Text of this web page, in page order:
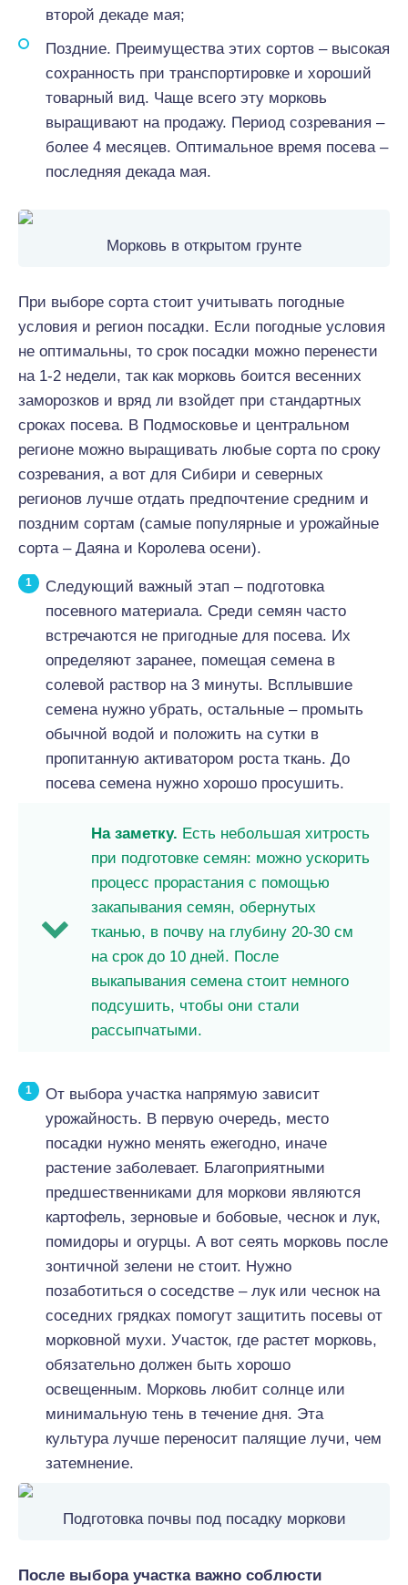
второй декаде мая;
Поздние. Преимущества этих сортов – высокая
сохранность при транспортировке и хороший
товарный вид. Чаще всего эту морковь
выращивают на продажу. Период созревания –
более 4 месяцев. Оптимальное время посева –
последняя декада мая.
Морковь в открытом грунте
При выборе сорта стоит учитывать погодные
условия и регион посадки. Если погодные условия
не оптимальны, то срок посадки можно перенести
на 1-2 недели, так как морковь боится весенних
заморозков и вряд ли взойдет при стандартных
сроках посева. В Подмосковье и центральном
регионе можно выращивать любые сорта по сроку
созревания, а вот для Сибири и северных
регионов лучше отдать предпочтение средним и
поздним сортам (самые популярные и урожайные
сорта – Даяна и Королева осени).
Следующий важный этап – подготовка
посевного материала. Среди семян часто
встречаются не пригодные для посева. Их
определяют заранее, помещая семена в
солевой раствор на 3 минуты. Всплывшие
семена нужно убрать, остальные – промыть
обычной водой и положить на сутки в
пропитанную активатором роста ткань. До
посева семена нужно хорошо просушить.
На заметку. Есть небольшая хитрость
при подготовке семян: можно ускорить
процесс прорастания с помощью
закапывания семян, обернутых
тканью, в почву на глубину 20-30 см
на срок до 10 дней. После
выкапывания семена стоит немного
подсушить, чтобы они стали
рассыпчатыми.
От выбора участка напрямую зависит
урожайность. В первую очередь, место
посадки нужно менять ежегодно, иначе
растение заболевает. Благоприятными
предшественниками для моркови являются
картофель, зерновые и бобовые, чеснок и лук,
помидоры и огурцы. А вот сеять морковь после
зонтичной зелени не стоит. Нужно
позаботиться о соседстве – лук или чеснок на
соседних грядках помогут защитить посевы от
морковной мухи. Участок, где растет морковь,
обязательно должен быть хорошо
освещенным. Морковь любит солнце или
минимальную тень в течение дня. Эта
культура лучше переносит палящие лучи, чем
затемнение.
Подготовка почвы под посадку моркови
После выбора участка важно соблюсти